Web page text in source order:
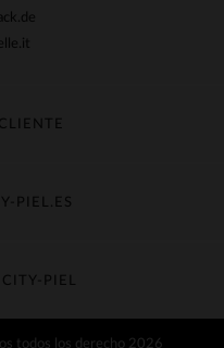
atención al cliente
PIEL.ES
PIEL
todos los derecho 2026